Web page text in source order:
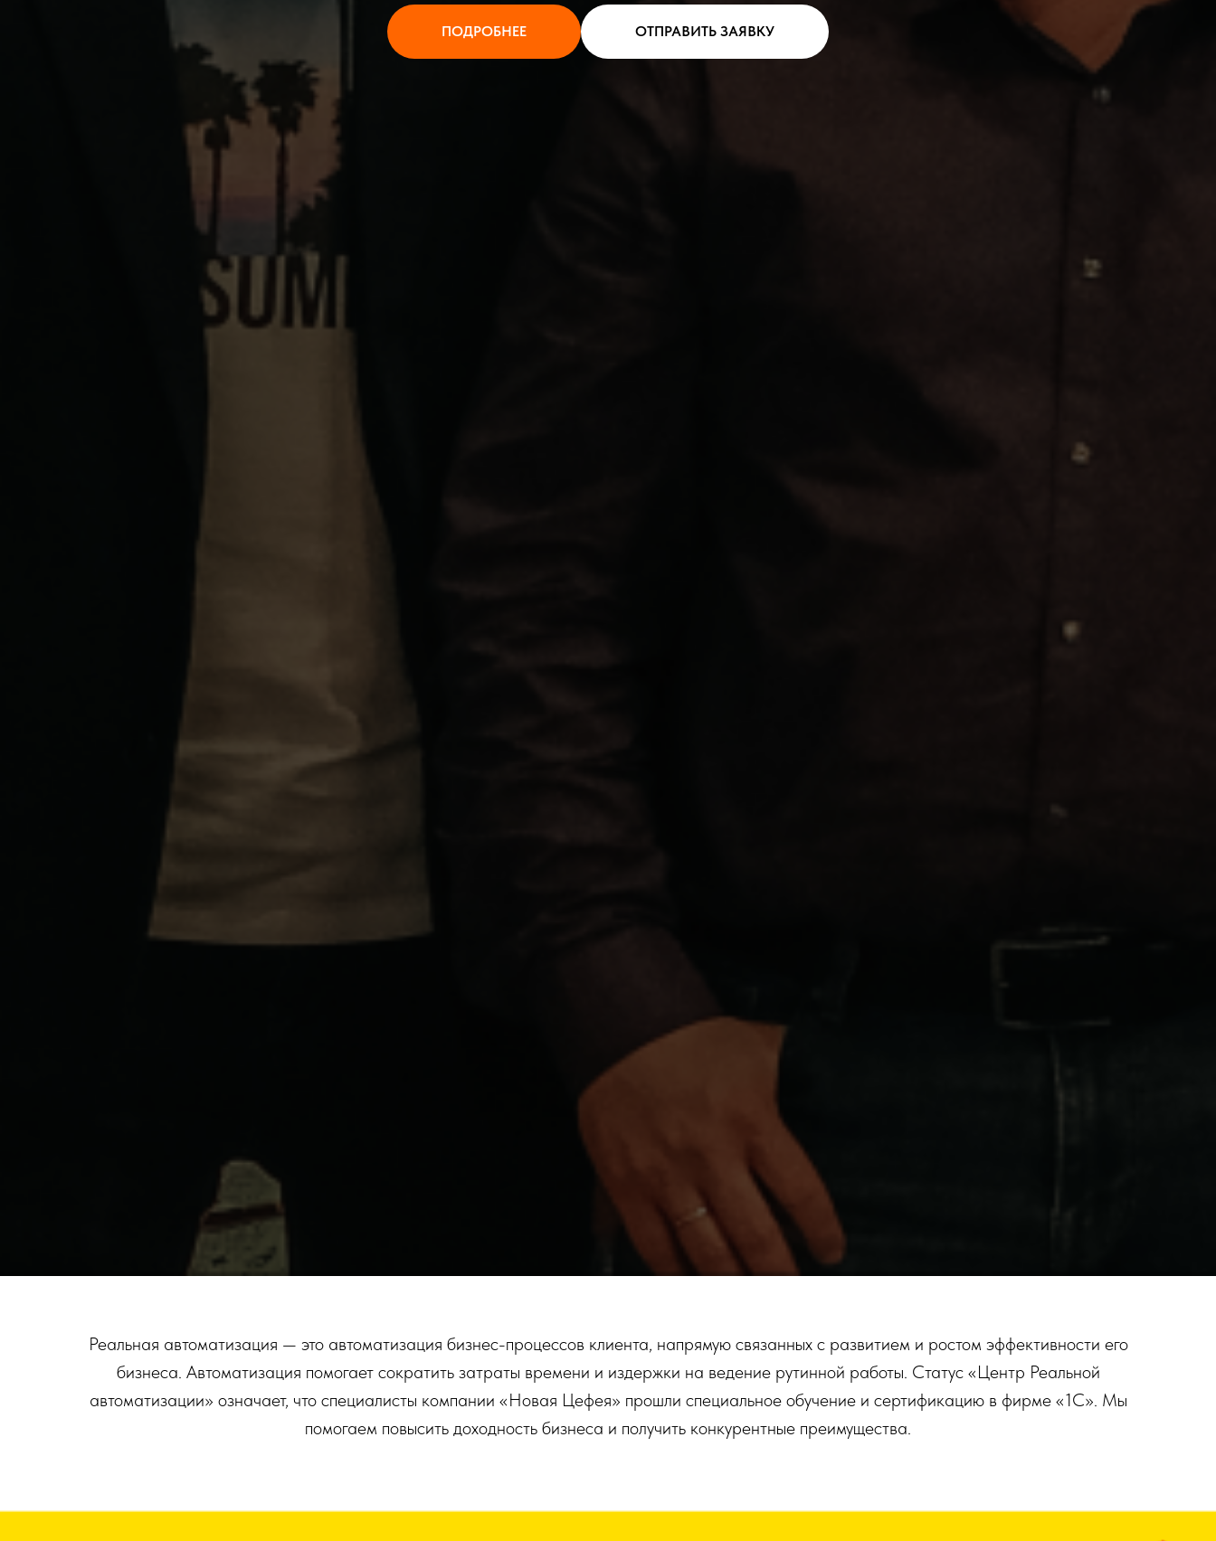
ПОДРОБНЕЕ ОТПРАВИТЬ ЗАЯВКУ
Реальная автоматизация — это автоматизация бизнес-процессов клиента, напрямую связанных с развитием и ростом эффективности его
бизнеса. Автоматизация помогает сократить затраты времени и издержки на ведение рутинной работы. Статус «Центр Реальной
автоматизации» означает, что специалисты компании «Новая Цефея» прошли специальное обучение и сертификацию в фирме «1C». Мы
помогаем повысить доходность бизнеса и получить конкурентные преимущества.